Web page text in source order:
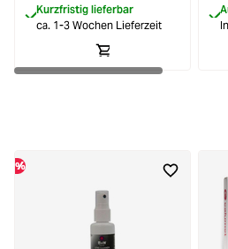
Kurzfristig lieferbar
ca. 1-3 Wochen Lieferzeit
%